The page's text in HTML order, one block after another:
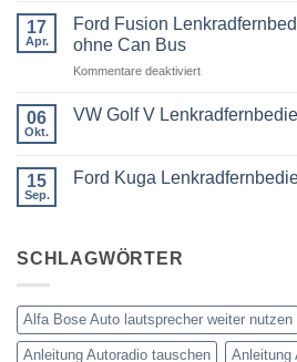
Radio
Tausch
1
DIN
DIN
Passat
was
benötigt
17
Apr.
Ford Fusion
ohne Can Bus
Kommentare deaktiviertfür
Fusion
Can
06
Okt.
VW Golf V
VW
15
Sep.
Ford Kuga
Kuga
SCHLAGWÖRTER
Alfa Bose Auto lautsprecher weiter nutzen
Anleitung Autoradio tauschen Anleitung